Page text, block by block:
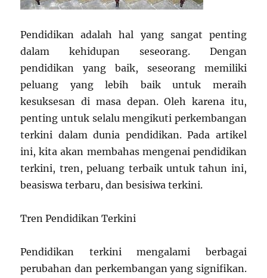
Pendidikan adalah hal yang sangat penting
dalam kehidupan seseorang. Dengan
pendidikan yang baik, seseorang memiliki
peluang yang lebih baik untuk meraih
kesuksesan di masa depan. Oleh karena itu,
penting untuk selalu mengikuti perkembangan
terkini dalam dunia pendidikan. Pada artikel
ini, kita akan membahas mengenai pendidikan
terkini, tren, peluang terbaik untuk tahun ini,
beasiswa terbaru, dan besisiwa terkini.
Tren Pendidikan Terkini
Pendidikan terkini mengalami berbagai
perubahan dan perkembangan yang signifikan.